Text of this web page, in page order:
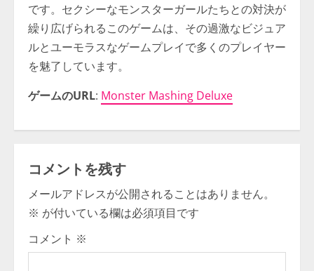
です。セクシーなモンスターガールたちとの対決が
繰り広げられるこのゲームは、その過激なビジュア
ルとユーモラスなゲームプレイで多くのプレイヤー
を魅了しています。
ゲームのURL: Monster Mashing Deluxe
コメントを残す
メールアドレスが公開されることはありません。
※ が付いている欄は必須項目です
コメント ※